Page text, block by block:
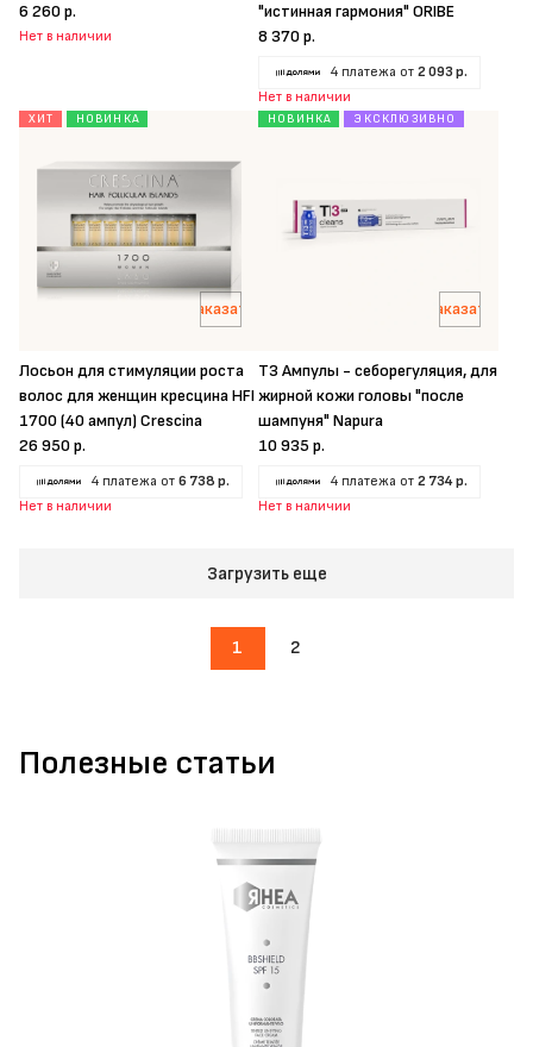
6 260 р.
Нет в наличии
"истинная гармония" ORIBE
8 370 р.
4 платежа от 2 093 р.
Нет в наличии
ХИТ НОВИНКА
Заказать
Лосьон для стимуляции роста
волос для женщин кресцина HFI
1700 (40 ампул) Crescina
26 950 р.
4 платежа от 6 738 р.
Нет в наличии
НОВИНКА ЭКСКЛЮЗИВНО
Заказать
T3 Ампулы - себорегуляция, для
жирной кожи головы "после
шампуня" Napura
10 935 р.
4 платежа от 2 734 р.
Нет в наличии
Загрузить еще
1 2
Полезные статьи